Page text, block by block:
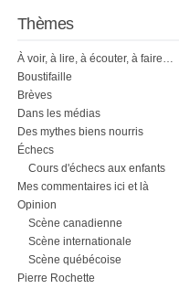
Thèmes
À voir, à lire, à écouter, à faire…
Boustifaille
Brèves
Dans les médias
Des mythes biens nourris
Échecs
Cours d'échecs aux enfants
Mes commentaires ici et là
Opinion
Scène canadienne
Scène internationale
Scène québécoise
Pierre Rochette